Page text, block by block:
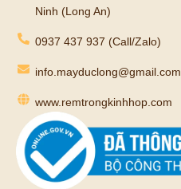
Ninh (Long An)
0937 437 937 (Call/Zalo)
info.mayduclong@gmail.com
www.remtrongkinhhop.com